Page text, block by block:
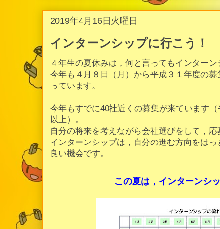
2019年4月16日火曜日
インターンシップに行こう！
４年生の夏休みは，何と言ってもインター
今年も４月８日（月）から平成３１年度の
っています。
今年もすでに40社近くの募集が来ています
以上）。
自分の将来を考えながら会社選びをして，
インターンシップは，自分の進む方向をは
良い機会です。
この夏は，インターンシ